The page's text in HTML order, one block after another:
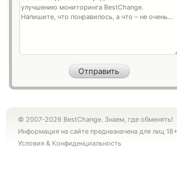
© 2007-2026 BestChange. Знаем, где обменять!
Информация на сайте предназначена для лиц 18+
Условия & Конфиденциальность